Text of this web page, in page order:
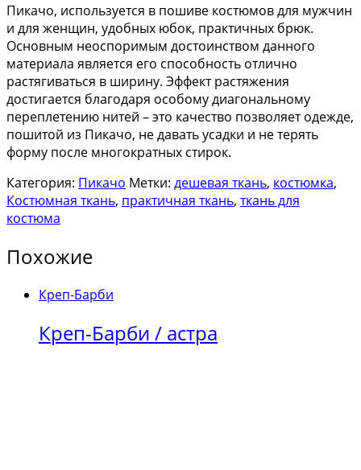
Пикачо, используется в пошиве костюмов для мужчин
и для женщин, удобных юбок, практичных брюк.
Основным неоспоримым достоинством данного
материала является его способность отлично
растягиваться в ширину. Эффект растяжения
достигается благодаря особому диагональному
переплетению нитей – это качество позволяет одежде,
пошитой из Пикачо, не давать усадки и не терять
форму после многократных стирок.
Категория: Пикачо Метки: дешевая ткань, костюмка,
Костюмная ткань, практичная ткань, ткань для
костюма
Похожие
Креп-Барби
Креп-Барби / астра